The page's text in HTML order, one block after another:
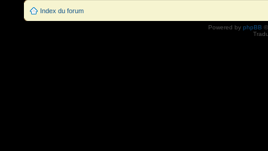
Index du forum
Powered by phpBB